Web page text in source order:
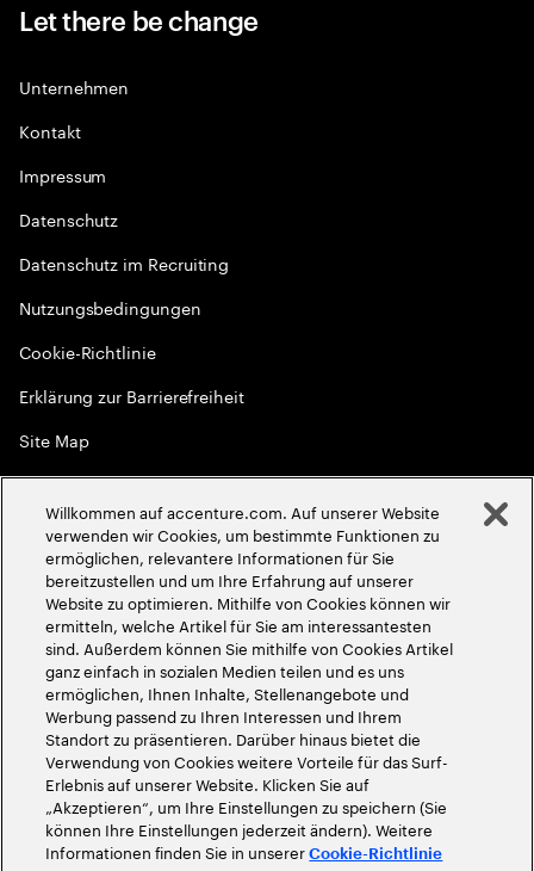
Let there be change
Unternehmen
Kontakt
Impressum
Datenschutz
Datenschutz im Recruiting
Nutzungsbedingungen
Cookie-Richtlinie
Erklärung zur Barrierefreiheit
Site Map
Globale Meritokratie
2026Accenture. Alle Rechte vorbehalten
Willkommen auf accenture.com. Auf unserer Website
verwenden wir Cookies, um bestimmte Funktionen zu
ermöglichen, relevantere Informationen für Sie
bereitzustellen und um Ihre Erfahrung auf unserer
Website zu optimieren. Mithilfe von Cookies können wir
ermitteln, welche Artikel für Sie am interessantesten
sind. Außerdem können Sie mithilfe von Cookies Artikel
ganz einfach in sozialen Medien teilen und es uns
ermöglichen, Ihnen Inhalte, Stellenangebote und
Werbung passend zu Ihren Interessen und Ihrem
Standort zu präsentieren. Darüber hinaus bietet die
Verwendung von Cookies weitere Vorteile für das Surf-
Erlebnis auf unserer Website. Klicken Sie auf
„Akzeptieren“, um Ihre Einstellungen zu speichern (Sie
können Ihre Einstellungen jederzeit ändern). Weitere
Informationen finden Sie in unsererCookie-Richtlinie